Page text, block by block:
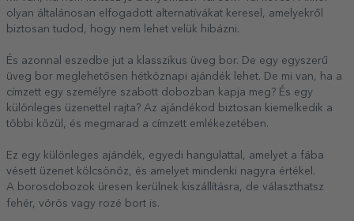
olyan általánosan elfogadott alternatívákat keresel, amelyekről
biztosan tudod, hogy nem lehet velük hibázni.
És azonnal eszedbe jut a klasszikus üveg bor. De egy egyszerű
üveg bor meglehetősen hétköznapi ajándék lehet. De mi van, ha a
címzett egy személyre szabott dobozban kapja meg? És egy
különleges üzenettel rajta? Az ajándékod biztosan kiemelkedik a
többi közül, és megmarad a címzett emlékezetében.
Ez egy különleges ajándék, egyedi hangulattal, amelyet a fába
vésett üzenet kölcsönöz, és amelyet mindenki nagyra értékel.
A borosdobozok üresen kerülnek kiszállításra, de választhatsz
fehér, vörös vagy rozé bort is.